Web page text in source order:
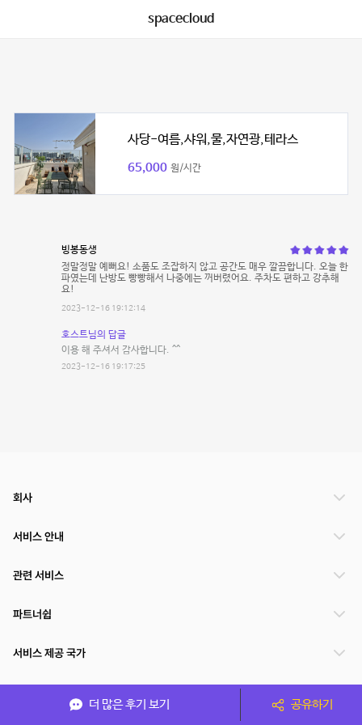
spacecloud
사당-여름,샤워,물,자연광,테라스
65,000 원/시간
빙봉동생
정말정말 예뻐요! 소품도 조잡하지 않고 공간도 매우 깔끔합니다. 오늘 한
파였는데 난방도 빵빵해서 나중에는 꺼버렸어요. 주차도 편하고 강추해
요!
2023-12-16 19:12:14
호스트님의 답글
이용 해 주셔서 감사합니다. ^^
2023-12-16 19:17:25
더 많은 후기 보기 공유하기
회사
서비스 안내
관련 서비스
파트너쉽
서비스 제공 국가
(주)NSPACE 사업자정보